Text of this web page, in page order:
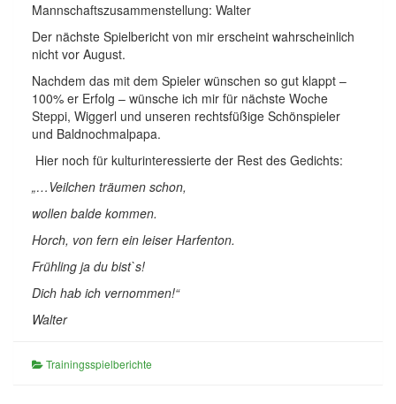
Mannschaftszusammenstellung: Walter
Der nächste Spielbericht von mir erscheint wahrscheinlich
nicht vor August.
Nachdem das mit dem Spieler wünschen so gut klappt –
100% er Erfolg – wünsche ich mir für nächste Woche
Steppi, Wiggerl und unseren rechtsfüßige Schönspieler
und Baldnochmalpapa.
Hier noch für kulturinteressierte der Rest des Gedichts:
„…Veilchen träumen schon,
wollen balde kommen.
Horch, von fern ein leiser Harfenton.
Frühling ja du bist`s!
Dich hab ich vernommen!“
Walter
Trainingsspielberichte